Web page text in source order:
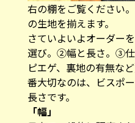
右の棚をご覧ください
の生地を揃えます。
さていよいよオーダー
選び。②幅と長さ。③
ピエゲ、裏地の有無な
番大切なのは、ビスポ
長さです。
「幅」